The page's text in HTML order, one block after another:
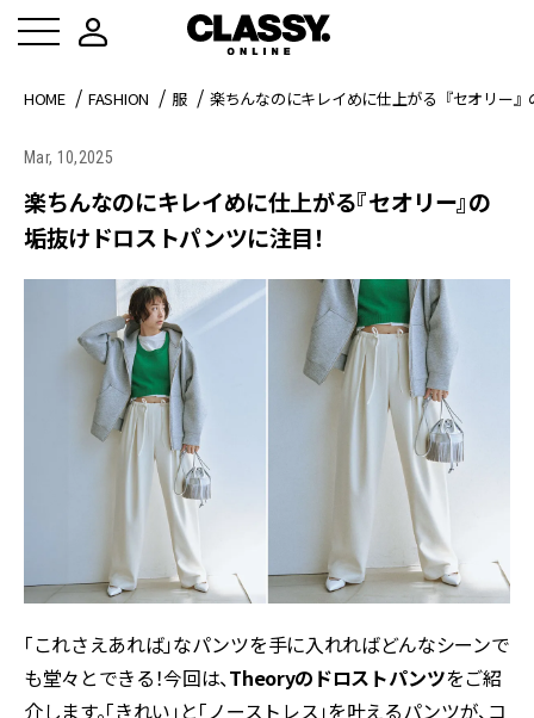
HOME FASHION 服 楽ちんなのにキレイめに仕上がる『セオリー
Mar, 10,2025
楽ちんなのにキレイめに仕上がる『セオリー』の
垢抜けドロストパンツに注目！
「これさえあれば」なパンツを手に入れればどんなシーンで
も堂々とできる！今回は、Theoryのドロストパンツをご紹
介します。「きれい」と「ノーストレス」を叶えるパンツが、コ